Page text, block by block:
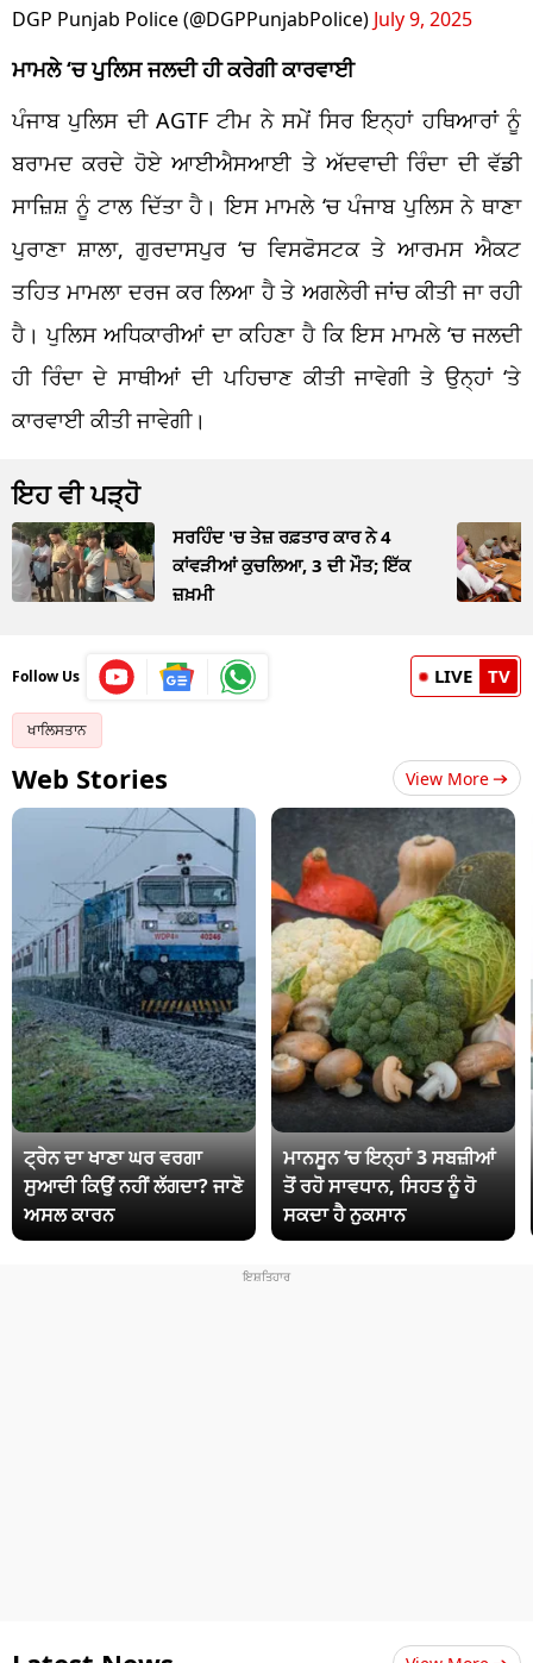
DGP Punjab Police (@DGPPunjabPolice) July 9, 2025
ਮਾਮਲੇ ‘ਚ ਪੁੁਲਿਸ ਜਲਦੀ ਹੀ ਕਰੇਗੀ ਕਾਰਵਾਈ
ਪੰਜਾਬ ਪੁਲਿਸ ਦੀ AGTF ਟੀਮ ਨੇ ਸਮੇਂ ਸਿਰ ਇਨ੍ਹਾਂ ਹਥਿਆਰਾਂ ਨੂੰ
ਬਰਾਮਦ ਕਰਦੇ ਹੋਏ ਆਈਐਸਆਈ ਤੇ ਅੱਦਵਾਦੀ ਰਿੰਦਾ ਦੀ ਵੱਡੀ
ਸਾਜ਼ਿਸ਼ ਨੂੰ ਟਾਲ ਦਿੱਤਾ ਹੈ। ਇਸ ਮਾਮਲੇ ‘ਚ ਪੰਜਾਬ ਪੁਲਿਸ ਨੇ ਥਾਣਾ
ਪੁਰਾਣਾ ਸ਼ਾਲਾ, ਗੁਰਦਾਸਪੁਰ ‘ਚ ਵਿਸਫੋਸਟਕ ਤੇ ਆਰਮਸ ਐਕਟ
ਤਹਿਤ ਮਾਮਲਾ ਦਰਜ ਕਰ ਲਿਆ ਹੈ ਤੇ ਅਗਲੇਰੀ ਜਾਂਚ ਕੀਤੀ ਜਾ ਰਹੀ
ਹੈ। ਪੁਲਿਸ ਅਧਿਕਾਰੀਆਂ ਦਾ ਕਹਿਣਾ ਹੈ ਕਿ ਇਸ ਮਾਮਲੇ ‘ਚ ਜਲਦੀ
ਹੀ ਰਿੰਦਾ ਦੇ ਸਾਥੀਆਂ ਦੀ ਪਹਿਚਾਣ ਕੀਤੀ ਜਾਵੇਗੀ ਤੇ ਉਨ੍ਹਾਂ ‘ਤੇ
ਕਾਰਵਾਈ ਕੀਤੀ ਜਾਵੇਗੀ।
ਇਹ ਵੀ ਪੜ੍ਹੋ
ਸਰਹਿੰਦ 'ਚ ਤੇਜ਼ ਰਫ਼ਤਾਰ ਕਾਰ ਨੇ 4
ਕਾਂਵੜੀਆਂ ਕੁਚਲਿਆ, 3 ਦੀ ਮੌਤ; ਇੱਕ
ਜ਼ਖ਼ਮੀ
Follow Us LIVE TV
ਖਾਲਿਸਤਾਨ
Web Stories View More
ਟ੍ਰੇਨ ਦਾ ਖਾਣਾ ਘਰ ਵਰਗਾ
ਸੁਆਦੀ ਕਿਉਂ ਨਹੀਂ ਲੱਗਦਾ? ਜਾਣੋ
ਅਸਲ ਕਾਰਨ
ਮਾਨਸੂਨ ‘ਚ ਇਨ੍ਹਾਂ 3 ਸਬਜ਼ੀਆਂ
ਤੋਂ ਰਹੋ ਸਾਵਧਾਨ, ਸਿਹਤ ਨੂੰ ਹੋ
ਸਕਦਾ ਹੈ ਨੁਕਸਾਨ